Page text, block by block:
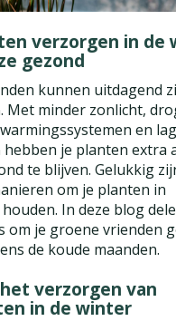
verzorgen in de
gezond
kunnen uitdagend
Met minder zonlicht,
en
je planten extra
te blijven. Gelukkig
om je planten in
In deze blog
om je groene vrienden
de koude maanden.
verzorgen van
in de winter